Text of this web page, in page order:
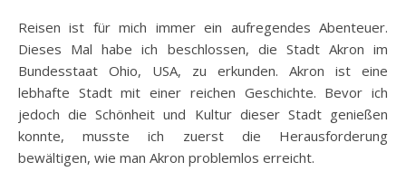
Reisen ist für mich immer ein aufregendes Abenteuer.
Dieses Mal habe ich beschlossen, die Stadt Akron im
Bundesstaat Ohio, USA, zu erkunden. Akron ist eine
lebhafte Stadt mit einer reichen Geschichte. Bevor ich
jedoch die Schönheit und Kultur dieser Stadt genießen
konnte, musste ich zuerst die Herausforderung
bewältigen, wie man Akron problemlos erreicht.